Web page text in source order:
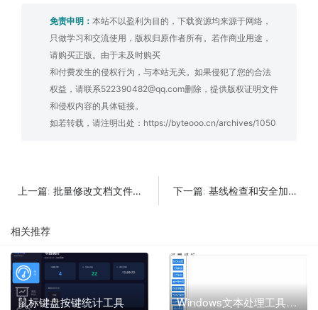
免责申明： 本站不以盈利为目的，下载资源均来源于网络，
只做学习和交流使用，版权归原作者所有。若作商业用途，
请购买正版。由于未及时购买
和付费发生的侵权行为，与本站无关。如果侵犯了您的合法
权益，请联系522390482@qq.com删除，提供版权证明文件
和侵权内容的具体链接。
如若转载，请注明出处： https://byteooo.cn/archives/1050
上一篇: 批量修改文档文件后缀名工具 下一篇: 基线检查和安全加固资料学习资料
相关推荐
鼠标键盘按键统计工具 Windows文本处理工具：高效处理文本，提升办公效率！